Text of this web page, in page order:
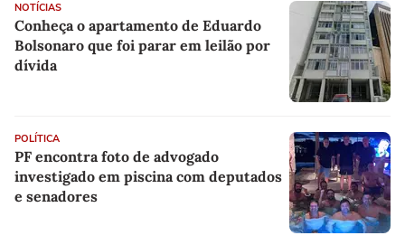
NOTÍCIAS
Conheça o apartamento de Eduardo
Bolsonaro que foi parar em leilão por
dívida
POLÍTICA
PF encontra foto de advogado
investigado em piscina com deputados
e senadores